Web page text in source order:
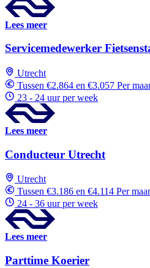
Lees meer
Servicemedewerker
Utrecht
Tussen €2.864 en €3.057 Per
23 - 24 uur per week
Lees meer
Conducteur Utrecht
Utrecht
Tussen €3.186 en €4.114 Per
24 - 36 uur per week
Lees meer
Parttime Koerier